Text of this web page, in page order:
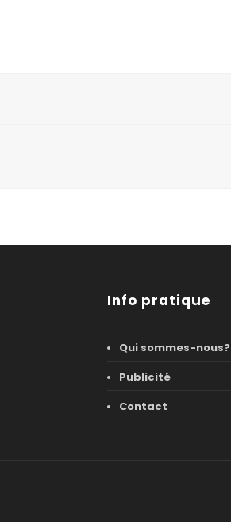
Info pratique
Qui sommes-nous?
Publicité
Contact